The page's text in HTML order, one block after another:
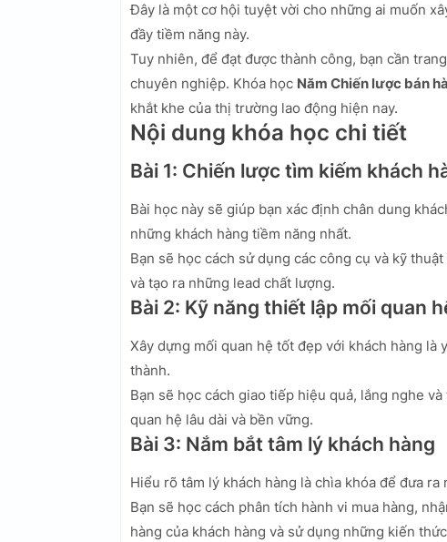
Đây là một cơ hội tuyệt vời cho những ai muốn
đầy tiềm năng này.
Tuy nhiên, để đạt được thành công, bạn cần
chuyên nghiệp. Khóa học Năm Chiến lược bán
khắt khe của thị trường lao động hiện nay.
Nội dung khóa học chi tiết
Bài 1: Chiến lược tìm kiếm khách
Bài học này sẽ giúp bạn xác định chân dung
những khách hàng tiềm năng nhất.
Bạn sẽ học cách sử dụng các công cụ và kỹ
và tạo ra những lead chất lượng.
Bài 2: Kỹ năng thiết lập mối quan
Xây dựng mối quan hệ tốt đẹp với khách hàng
thành.
Bạn sẽ học cách giao tiếp hiệu quả, lắng nghe
quan hệ lâu dài và bền vững.
Bài 3: Nắm bắt tâm lý khách hàng
Hiểu rõ tâm lý khách hàng là chìa khóa để đưa
Bạn sẽ học cách phân tích hành vi mua hàng,
hàng của khách hàng và sử dụng những kiến